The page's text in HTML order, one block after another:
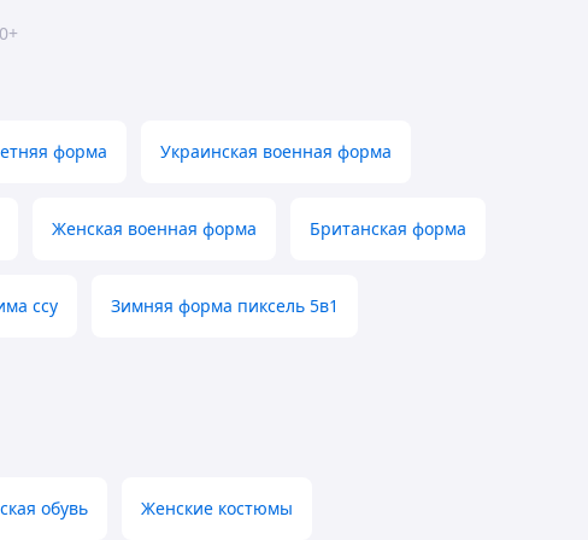
форма Украинская военная форма
Женская военная форма Британская форма
ссу Зимняя форма пиксель 5в1
обувь Женские костюмы